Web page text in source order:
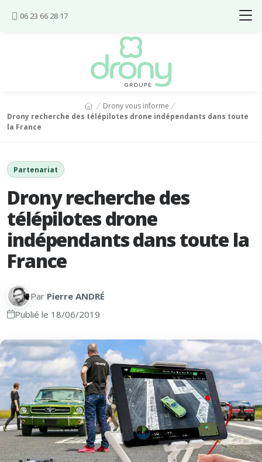
06 23 66 28 17
Drony vous informe
Drony recherche des télépilotes drone indépendants dans toute
la France
Partenariat
Drony recherche des
télépilotes drone
indépendants dans toute la
France
Par Pierre ANDRÉ
Publié le 18/06/2019